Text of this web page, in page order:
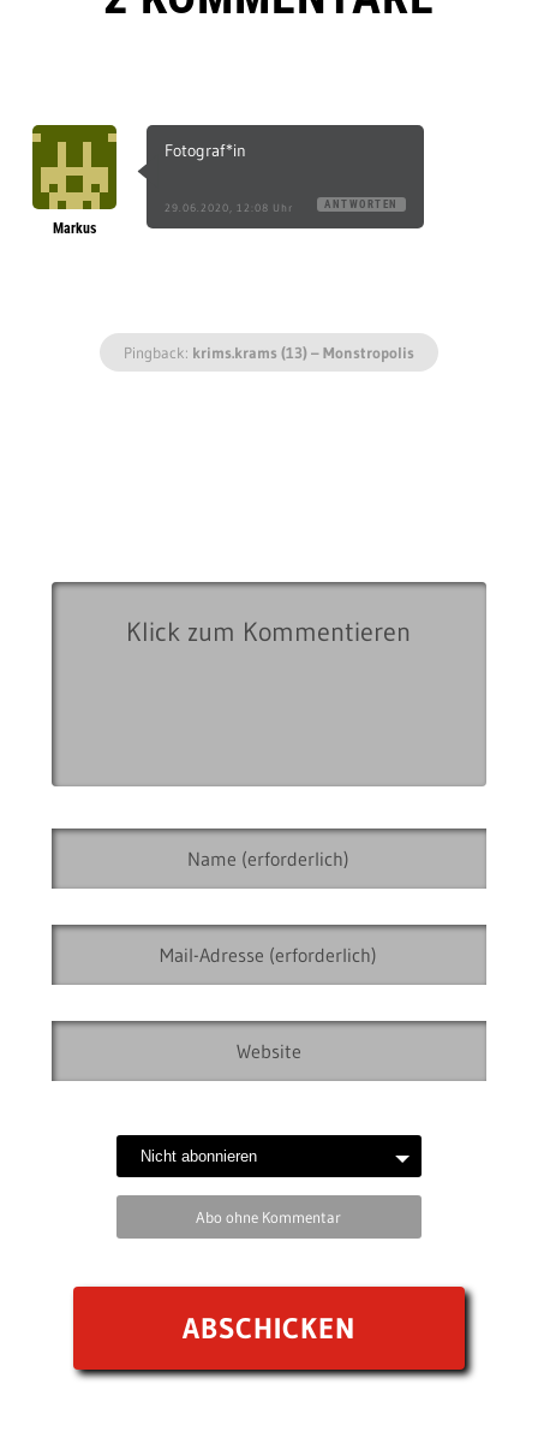
Markus
Fotograf*in
29.06.2020, 12:08 Uhr ANTWORTEN
Pingback: krims.krams (13) – Monstropolis
Abo ohne Kommentar